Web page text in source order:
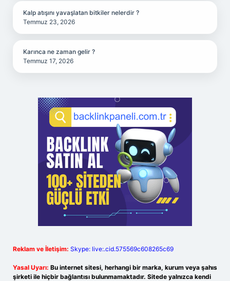
Kalp atışını yavaşlatan bitkiler nelerdir ?
Temmuz 23, 2026
Karınca ne zaman gelir ?
Temmuz 17, 2026
Reklam ve İletişim: Skype: live:.cid.575569c608265c69
Yasal Uyarı: Bu internet sitesi, herhangi bir marka, kurum veya şahıs
şirketi ile hiçbir bağlantısı bulunmamaktadır. Sitede yalnızca kendi